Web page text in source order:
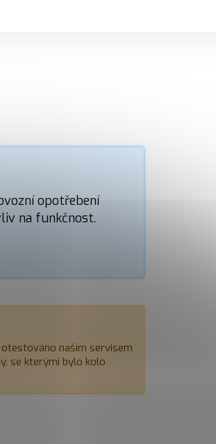
opotřebení
na funkčnost.
naším servisem
se kterými bylo kolo